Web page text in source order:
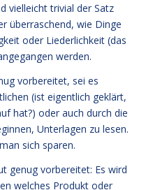
vielleicht trivial der Satz
überraschend, wie Dinge
oder Liederlichkeit (das
werden.
vorbereitet, sei es
(ist eigentlich geklärt,
hat?) oder auch durch die
Unterlagen zu lesen.
sich sparen.
genug vorbereitet: Es wird
welches Produkt oder